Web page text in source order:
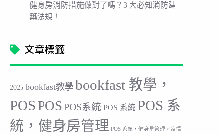
健身房消防措施做對了嗎？3 大必知消防建
築法規！
文章標籤
2025 bookfast教學 bookfast 教學，
POS POS POS系統 POS 系統 POS 系
統，健身房管理 POS 系統，健身房管理，疫情